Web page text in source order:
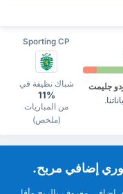
Sporting CP
شباك نظيفة في
11%
من المباريات
(ملخص)
جليمت